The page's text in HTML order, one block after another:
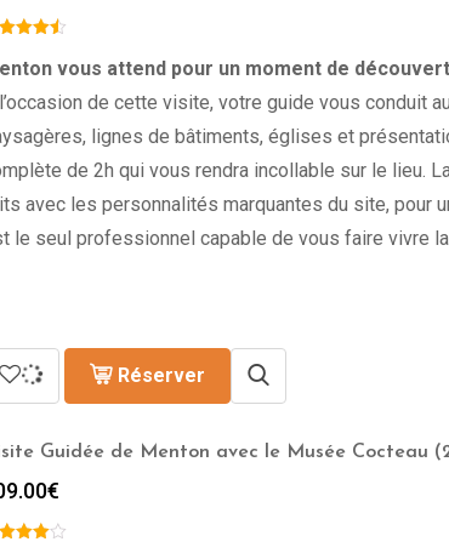
259.00€
à
299.00€
vous attend pour un moment de
de cette visite, votre guide vous conduit
lignes de bâtiments, églises et
de 2h qui vous rendra incollable sur le lieu.
avec les personnalités marquantes du site, pour
le seul professionnel capable de vous faire vivre
Réserver
Guidée de Menton avec le Musée Cocteau
€